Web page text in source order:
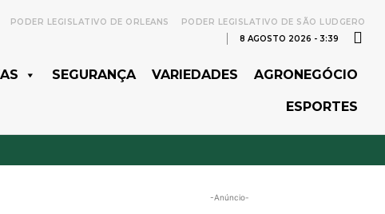
PODER LEGISLATIVO DE ORLEANS
PODER LEGISLATIVO DE SÃO LUDGERO
8 AGOSTO 2026 - 3:39
SEGURANÇA VARIEDADES AGRONEGÓCIO
ESPORTES
-Anúncio-